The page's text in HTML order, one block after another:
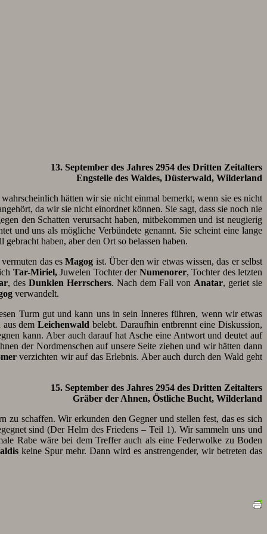
13. September des Jahres 2954 des Dritten Zeitalters
Engstelle des Waldes, Düsterwald, Wilderland
hätten wir sie nicht einmal bemerkt, wenn sie es nicht
da wir sie nicht einordnet können. Sie sagt, dass sie noch nie
den Schatten verursacht haben, mitbekommen und ist neugierig
und uns als mögliche Verbündete genannt. Sie scheint eine lange
haben, aber den Ort so belassen haben.
das esMagog ist. Über den wir etwas wissen, das er selbst
Tar-Miriel,Juwelen Tochter der Numenorer, Tochter des letzten
, desDunklen Herrschers. Nach dem Fall von Anatar, geriet sie
verwandelt.
Turm gut und kann uns in sein Inneres führen, wenn wir etwas
aus demLeichenwald belebt. Daraufhin entbrennt eine Diskussion,
kann. Aber auch darauf hat Asche eine Antwort und deutet auf
der Nordmenschen auf unsere Seite ziehen und wir hätten dann
verzichten wir auf das Erlebnis. Aber auch durch den Wald geht
15. September des Jahres 2954 des Dritten Zeitalters
Gräber der Ahnen, Östliche Bucht, Wilderland
schaffen. Wir erkunden den Gegner und stellen fest, das es sich
sind (Der Helm des Friedens – Teil 1). Wir sammeln uns und
Rabe wäre bei dem Treffer auch als eine Federwolke zu Boden
keine Spur mehr. Dann wird es anstrengender, wir betreten das